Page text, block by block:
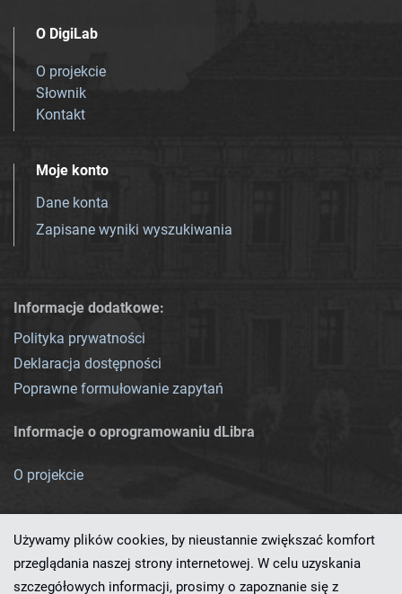
O DigiLab
O projekcie
Słownik
Kontakt
Moje konto
Dane konta
Zapisane wyniki wyszukiwania
Informacje dodatkowe:
Polityka prywatności
Deklaracja dostępności
Poprawne formułowanie zapytań
Informacje o oprogramowaniu dLibra
O projekcie
Używamy plików cookies, by nieustannie zwiększać komfort
przeglądania naszej strony internetowej. W celu uzyskania
szczegółowych informacji, prosimy o zapoznanie się z